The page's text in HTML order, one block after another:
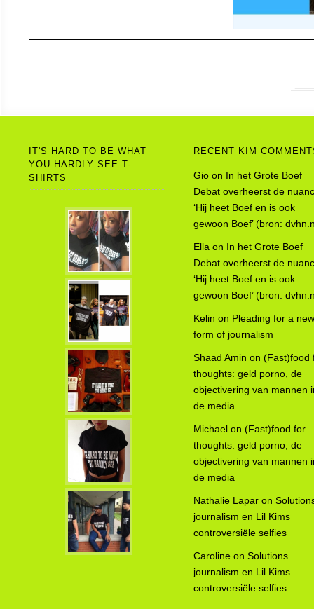
IT'S HARD TO BE WHAT
YOU HARDLY SEE T-
SHIRTS
RECENT KIM
Gio on In het Grote Boef
Debat overheerst de
‘Hij heet Boef en is ook
gewoon Boef’ (bron:
Ella on In het Grote Boef
Debat overheerst de
‘Hij heet Boef en is ook
gewoon Boef’ (bron:
Kelin on Pleading for a new
form of journalism
Shaad Amin on (Fast)food
thoughts: geld porno, de
objectivering van mannen
de media
Michael on (Fast)food for
thoughts: geld porno, de
objectivering van mannen
de media
Nathalie Lapar on
journalism en Lil Kims
controversiële selfies
Caroline on Solutions
journalism en Lil Kims
controversiële selfies